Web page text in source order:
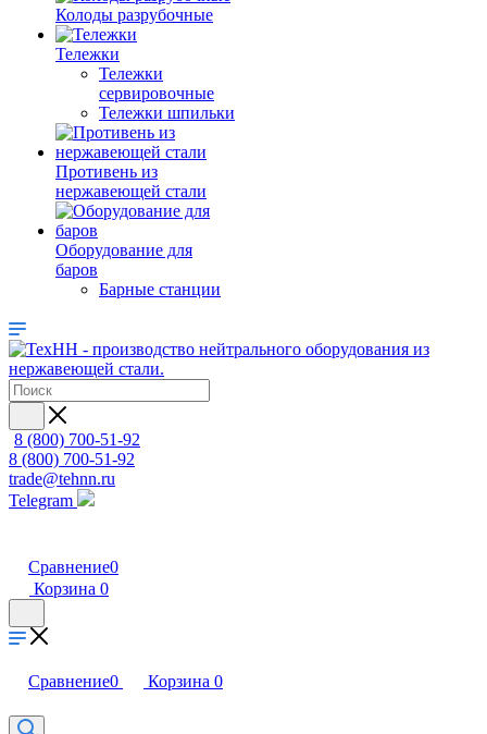
Колоды разрубочные
Тележки
Тележки
сервировочные
Тележки шпильки
Противень из
нержавеющей стали
Оборудование для
баров
Барные станции
8 (800) 700-51-92
8 (800) 700-51-92
trade@tehnn.ru
Telegram
Сравнение0
Корзина 0
Сравнение0 Корзина 0